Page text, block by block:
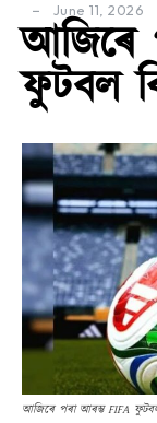
June 11, 2026
আজিৰে
ফুটবল
আজিৰে পৰা আৰম্ভ FIFA